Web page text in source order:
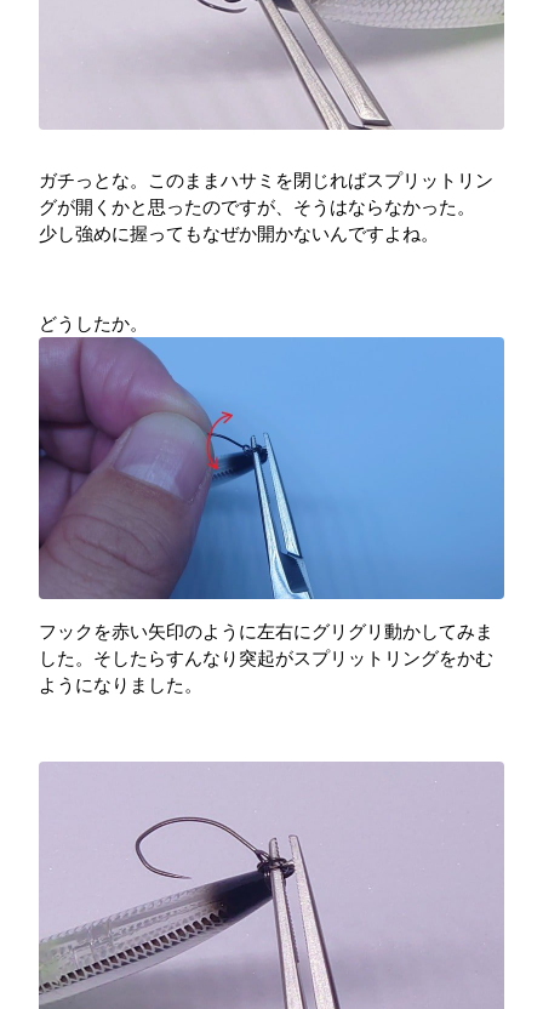
ガチっとな。このままハサミを閉じればスプリットリン
グが開くかと思ったのですが、そうはならなかった。
少し強めに握ってもなぜか開かないんですよね。
どうしたか。
フックを赤い矢印のように左右にグリグリ動かしてみま
した。そしたらすんなり突起がスプリットリングをかむ
ようになりました。